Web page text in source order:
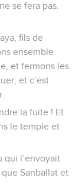
se fera pas.
fils de
ensemble
et fermons les
et c’est
la fuite ! Et
le temple et
qui l’envoyait.
Sanballat et